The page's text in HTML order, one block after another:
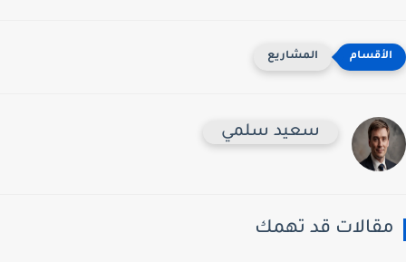
المشاريع
سعيد سلمي
مقالات قد تهمك